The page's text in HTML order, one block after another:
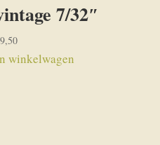
7/32″
9,50
winkelwagen